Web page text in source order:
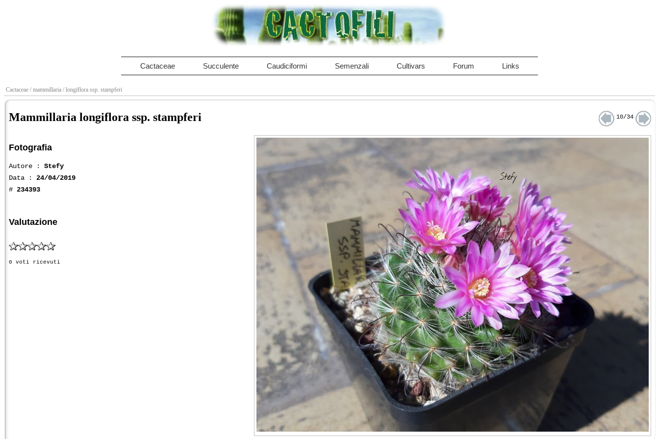
Cactaceae Succulente Caudiciformi Semenzali Cultivars Forum Links
Cactaceae / mammillaria / longiflora ssp. stampferi
Mammillaria longiflora ssp. stampferi 10/34
Fotografia
Autore : Stefy
Data : 24/04/2019
# 234393
Valutazione
0 voti ricevuti